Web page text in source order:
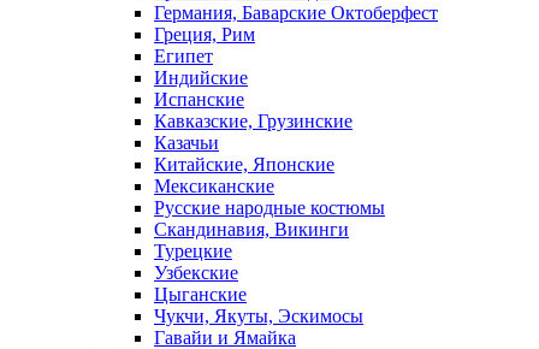
Германия, Баварские Октоберфест
Греция, Рим
Египет
Индийские
Испанские
Кавказские, Грузинские
Казачьи
Китайские, Японские
Мексиканские
Русские народные костюмы
Скандинавия, Викинги
Турецкие
Узбекские
Цыганские
Чукчи, Якуты, Эскимосы
Гавайи и Ямайка